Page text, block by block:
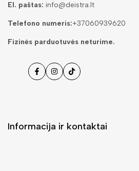
El. paštas: info@deistra.lt
Telefono numeris:+37060939620
Fizinės parduotuvės neturime.
FacebookInstagramas
Tiktok
Informacija ir kontaktai